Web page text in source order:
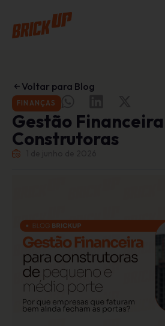
Voltar para Blog
FINANÇAS
Gestão
Construtoras